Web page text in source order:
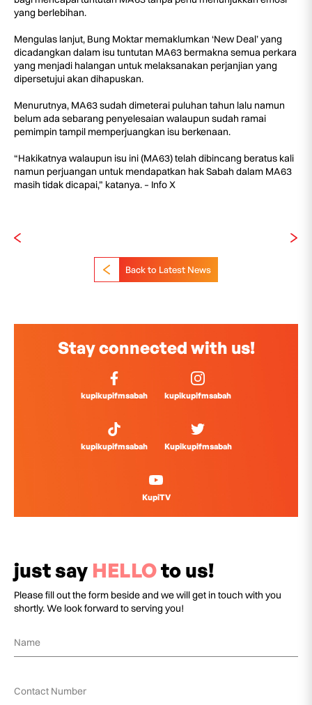
yang berlebihan.
Mengulas lanjut, Bung Moktar memaklumkan ‘New Deal’ yang
dicadangkan dalam isu tuntutan MA63 bermakna semua perkara
yang menjadi halangan untuk melaksanakan perjanjian yang
dipersetujui akan dihapuskan.
Menurutnya, MA63 sudah dimeterai puluhan tahun lalu namun
belum ada sebarang penyelesaian walaupun sudah ramai
pemimpin tampil memperjuangkan isu berkenaan.
“Hakikatnya walaupun isu ini (MA63) telah dibincang beratus kali
namun perjuangan untuk mendapatkan hak Sabah dalam MA63
masih tidak dicapai,” katanya. – Info X
Back to Latest News
Stay connected with us!
kupikupifmsabah kupikupifmsabah
kupikupifmsabah Kupikupifmsabah
KupiTV
just say HELLOto us!
Please fill out the form beside and we will get in touch with you
shortly. We look forward to serving you!